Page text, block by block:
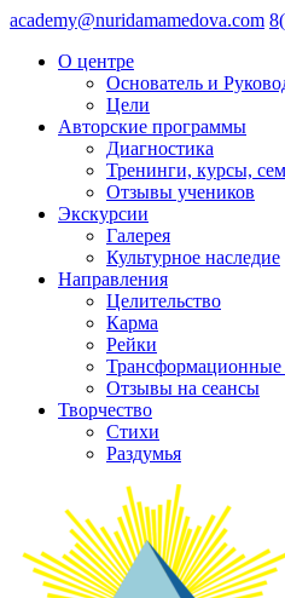
academy@nuridamamedova.com
О центре
Основатель и
Цели
Авторские программы
Диагностика
Тренинги, курсы,
Отзывы учеников
Экскурсии
Галерея
Культурное наследие
Направления
Целительство
Карма
Рейки
Отзывы на сеансы
Творчество
Стихи
Раздумья